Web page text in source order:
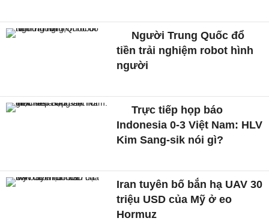
Người Trung Quốc đổ
tiền trải nghiệm robot hình
người
Trực tiếp họp báo
Indonesia 0-3 Việt Nam: HLV
Kim Sang-sik nói gì?
Iran tuyên bố bắn hạ UAV 30
triệu USD của Mỹ ở eo
Hormuz